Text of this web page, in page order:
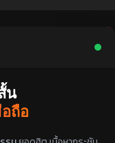
น
ถือ